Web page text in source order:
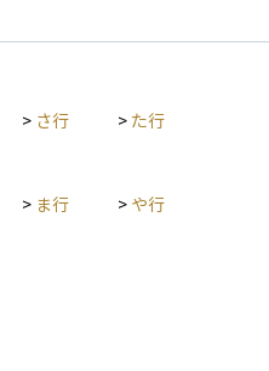
> さ行 > た行
> ま行 > や行